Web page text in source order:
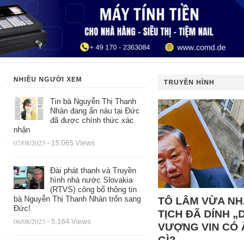
NHIỀU NGƯỜI XEM
Tin bà Nguyễn Thị Thanh
Nhàn đang ẩn náu tại Đức
đã được chính thức xác
nhận
07/08/2023 - 15.065 Views
Đài phát thanh và Truyền
hình nhà nước Slovakia
(RTVS) công bố thông tin
bà Nguyễn Thị Thanh Nhàn trốn sang
Đức!
06/08/2023 - 5.164 Views
TRUYỀN HÌNH
TÔ LÂM VỪA
TỊCH ĐÃ DÍNH
VƯỢNG VIN CÓ